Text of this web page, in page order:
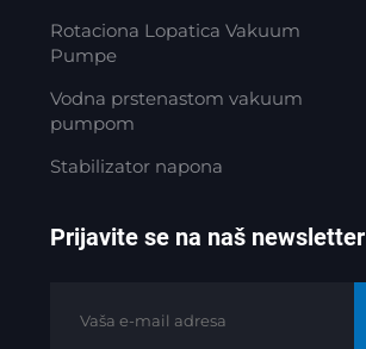
Rotaciona Lopatica Vakuum
Pumpe
Vodna prstenastom vakuum
pumpom
Stabilizator napona
Prijavite se na naš newsletter